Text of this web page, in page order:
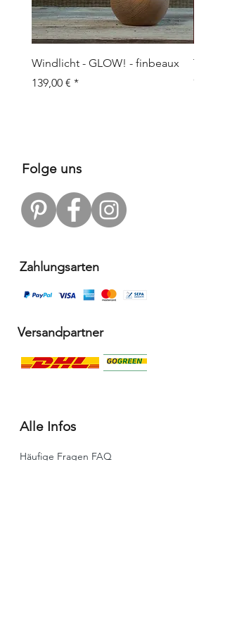
Windlicht - GLOW! - finbeaux
Prix
139,00 €
Topf/
Folge uns
Zahlungsarten
Versandpartner
Alle Infos
Häufige Fragen FAQ